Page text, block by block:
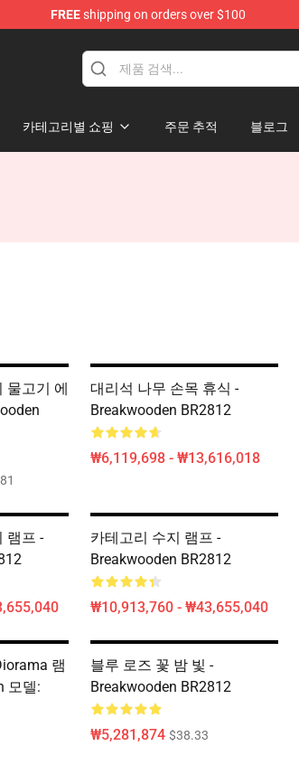
FREEshipping on orders over $100
카테고리별 쇼핑 주문 추적 블로그
물고기 에
대리석 나무 손목 휴식 -
Breakwooden BR2812
₩6,119,698 - ₩13,616,018
램프 -
카테고리 수지 램프 -
Breakwooden BR2812
₩10,913,760 - ₩43,655,040
램
모델:
블루 로즈 꽃 밤 빛 -
Breakwooden BR2812
₩5,281,874 $38.33